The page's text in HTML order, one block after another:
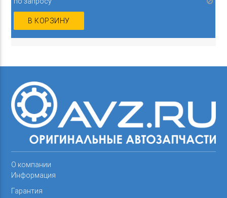
В КОРЗИНУ
О компании
Информация
Гарантия